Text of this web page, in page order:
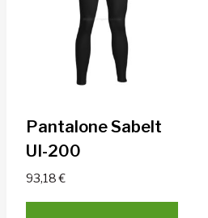
Pantalone Sabelt
UI-200
93,18€